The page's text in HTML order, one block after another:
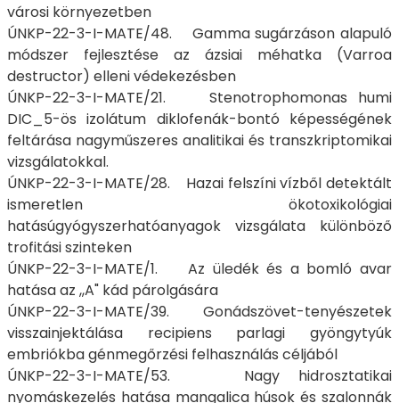
városi környezetben
ÚNKP-22-3-I-MATE/48. Gamma sugárzáson alapuló
módszer fejlesztése az ázsiai méhatka (Varroa
destructor) elleni védekezésben
ÚNKP-22-3-I-MATE/21. Stenotrophomonas humi
DIC_5-ös izolátum diklofenák-bontó képességének
feltárása nagyműszeres analitikai és transzkriptomikai
vizsgálatokkal.
ÚNKP-22-3-I-MATE/28. Hazai felszíni vízből detektált
ismeretlen ökotoxikológiai
hatásúgyógyszerhatóanyagok vizsgálata különböző
trofitási szinteken
ÚNKP-22-3-I-MATE/1. Az üledék és a bomló avar
hatása az ,,A" kád párolgására
ÚNKP-22-3-I-MATE/39. Gonádszövet-tenyészetek
visszainjektálása recipiens parlagi gyöngytyúk
embriókba génmegőrzési felhasználás céljából
ÚNKP-22-3-I-MATE/53. Nagy hidrosztatikai
nyomáskezelés hatása mangalica húsok és szalonnák